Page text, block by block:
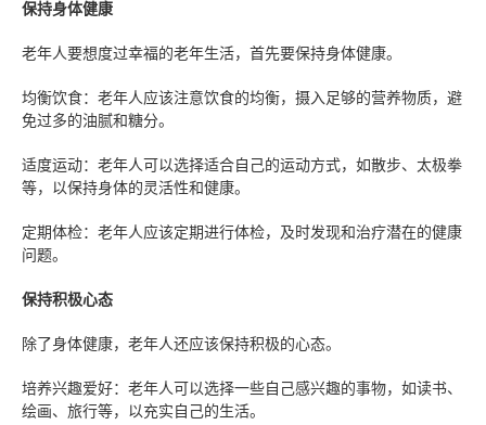
保持身体健康
老年人要想度过幸福的老年生活，首先要保持身体健康。
均衡饮食：老年人应该注意饮食的均衡，摄入足够的营养物质，避
免过多的油腻和糖分。
适度运动：老年人可以选择适合自己的运动方式，如散步、太极拳
等，以保持身体的灵活性和健康。
定期体检：老年人应该定期进行体检，及时发现和治疗潜在的健康
问题。
保持积极心态
除了身体健康，老年人还应该保持积极的心态。
培养兴趣爱好：老年人可以选择一些自己感兴趣的事物，如读书、
绘画、旅行等，以充实自己的生活。